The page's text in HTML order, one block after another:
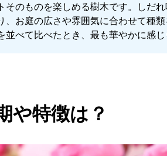
そのものを楽しめる樹木です。しだ
、お庭の広さや雰囲気に合わせて種
並べて比べたとき、最も華やかに感
や特徴は？